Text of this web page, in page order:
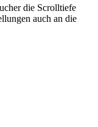
die Scrolltiefe
auch an die